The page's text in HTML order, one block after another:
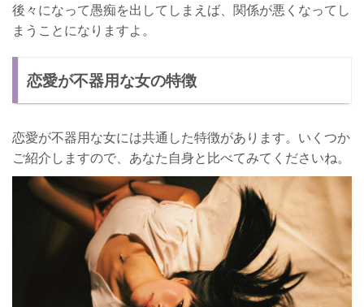
後々になって愚痴を出してしまえば、関係が悪くなってし
まうことになりますよ。
恋愛が不器用な女の特徴
恋愛が不器用な女には共通した特徴があります。いくつか
ご紹介しますので、あなた自身と比べてみてくださいね。